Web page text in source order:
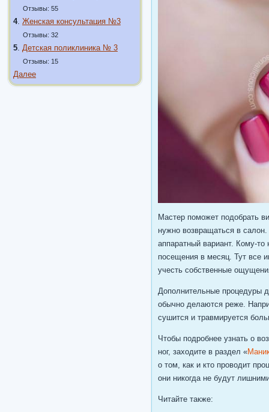
Отзывы: 55
4. Женская консультация №3
Отзывы: 32
5 Детская поликлиника № 3
Отзывы: 15
Далее
Мастер поможет подобрать
нужно возвращаться в
аппаратный вариант. Кому-
посещения в месяц. Тут все
учесть собственные
Дополнительные процедуры
обычно делаются реже.
сушится и травмируется
Чтобы подробнее узнать о
ног, заходите в раздел «
о том, как и кто проводит
они никогда не будут
Читайте также: